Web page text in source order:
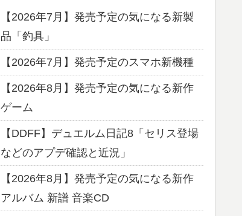
【2026年7月】発売予定の気になる新製
品「釣具」
【2026年7月】発売予定のスマホ新機種
【2026年8月】発売予定の気になる新作
ゲーム
【DDFF】デュエルム日記8「セリス登場
などのアプデ確認と近況」
【2026年8月】発売予定の気になる新作
アルバム 新譜 音楽CD